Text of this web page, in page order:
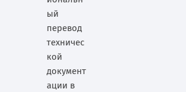
ый
перевод
техничес
кой
документ
ации в